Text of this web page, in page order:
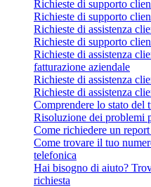
Richieste di supporto
Richieste di supporto
Richieste di assistenza
Richieste di supporto
Richieste di assistenza
fatturazione aziendale
Richieste di assistenza
Richieste di assistenza
Comprendere lo stato del
Risoluzione dei problemi
Come richiedere un
Come trovare il tuo
telefonica
Hai bisogno di aiuto?
richiesta